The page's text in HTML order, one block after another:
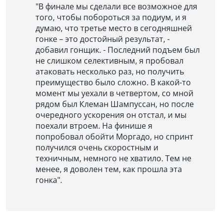
"В финале мы сделали все возможное для
того, чтобы побороться за подиум, и я
думаю, что третье место в сегодняшней
гонке – это достойный результат, -
добавил гонщик. - Последний подъем был
не слишком селективным, я пробовал
атаковать несколько раз, но получить
преимущество было сложно. В какой-то
момент мы уехали в четвертом, со мной
рядом был Клеман Шампуссан, но после
очередного ускорения он отстал, и мы
поехали втроем. На финише я
попробовал обойти Моргадо, но спринт
получился очень скоростным и
техничным, немного не хватило. Тем не
менее, я доволен тем, как прошла эта
гонка".